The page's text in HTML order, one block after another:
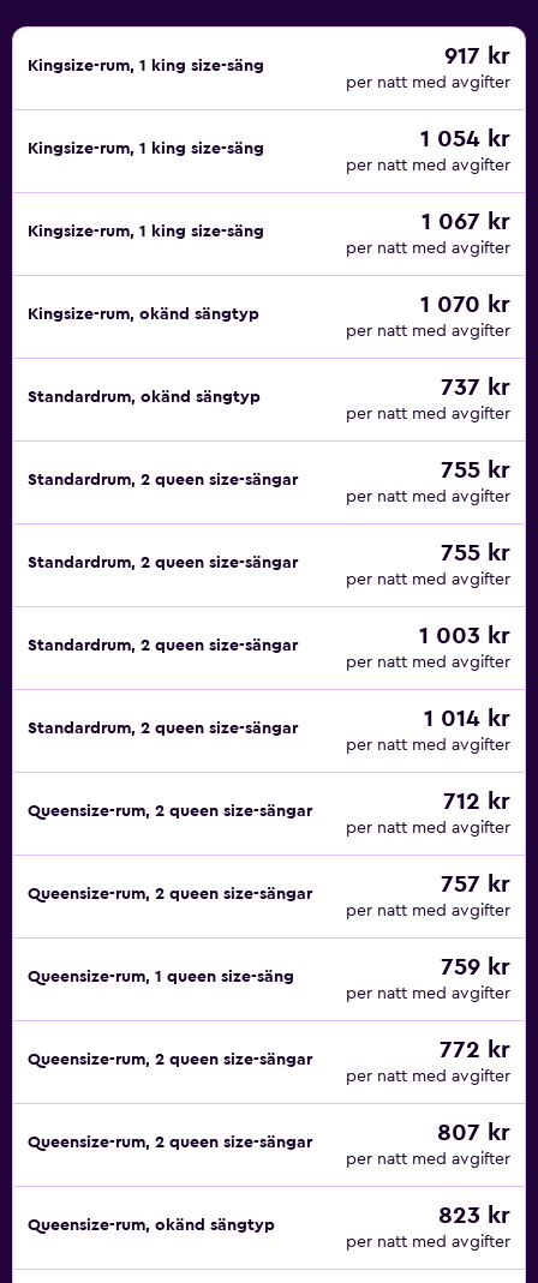
Kingsize-rum, 1 king size-säng 917 kr
per natt med avgifter
Kingsize-rum, 1 king size-säng 1 054 kr
per natt med avgifter
Kingsize-rum, 1 king size-säng 1 067 kr
per natt med avgifter
Kingsize-rum, okänd sängtyp 1 070 kr
per natt med avgifter
Standardrum, okänd sängtyp 737 kr
per natt med avgifter
Standardrum, 2 queen size-sängar 755 kr
per natt med avgifter
Standardrum, 2 queen size-sängar 755 kr
per natt med avgifter
Standardrum, 2 queen size-sängar 1 003 kr
per natt med avgifter
Standardrum, 2 queen size-sängar 1 014 kr
per natt med avgifter
Queensize-rum, 2 queen size-sängar 712 kr
per natt med avgifter
Queensize-rum, 2 queen size-sängar 757 kr
per natt med avgifter
Queensize-rum, 1 queen size-säng 759 kr
per natt med avgifter
Queensize-rum, 2 queen size-sängar 772 kr
per natt med avgifter
Queensize-rum, 2 queen size-sängar 807 kr
per natt med avgifter
Queensize-rum, okänd sängtyp 823 kr
per natt med avgifter